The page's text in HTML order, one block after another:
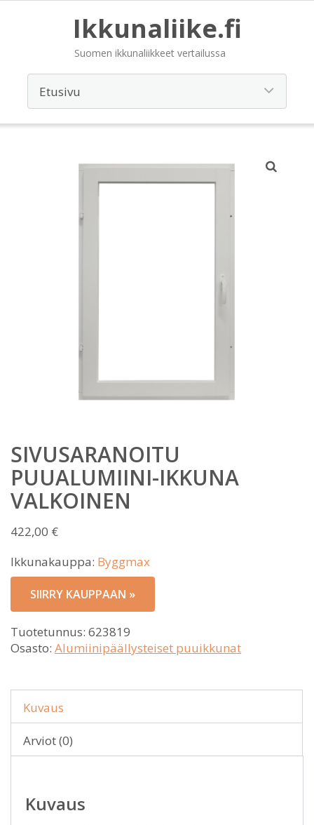
Ikkunaliike.fi
Suomen ikkunaliikkeet vertailussa
SIVUSARANOITU
PUUALUMIINI-IKKUNA
VALKOINEN
422,00 €
Ikkunakauppa: Byggmax
SIIRRY KAUPPAAN »
Tuotetunnus: 623819
Osasto: Alumiinipäällysteiset puuikkunat
Kuvaus
Arviot (0)
Kuvaus